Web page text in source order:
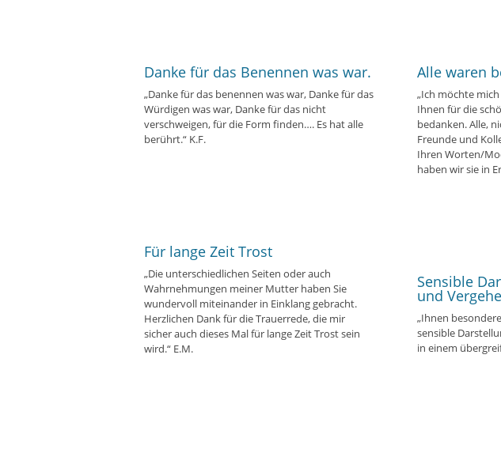
Danke für das Benennen was war.
„Danke für das benennen was war, Danke für das
Würdigen was war, Danke für das nicht
verschweigen, für die Form finden…. Es hat alle
berührt.“ K.F.
Für lange Zeit Trost
„Die unterschiedlichen Seiten oder auch
Wahrnehmungen meiner Mutter haben Sie
wundervoll miteinander in Einklang gebracht.
Herzlichen Dank für die Trauerrede, die mir
sicher auch dieses Mal für lange Zeit Trost sein
wird.“ E.M.
Alle waren
„Ich möchte
Ihnen für die
bedanken. Alle,
Freunde und
Ihren Worten/
haben wir sie in
Sensible
und
„Ihnen
sensible
in einem